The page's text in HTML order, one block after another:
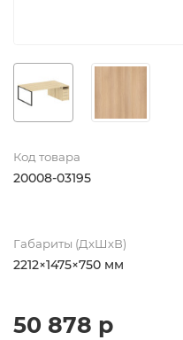
Код товара
20008-03195
Габариты (ДхШхВ)
2212×1475×750 мм
50 878 р